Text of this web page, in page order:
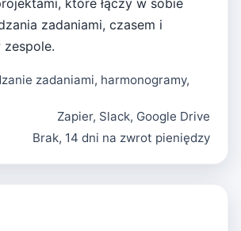
które łączy w sobie
zadaniami, czasem i
zespole.
zadaniami, harmonogramy,
Zapier, Slack, Google Drive
Brak, 14 dni na zwrot pieniędzy